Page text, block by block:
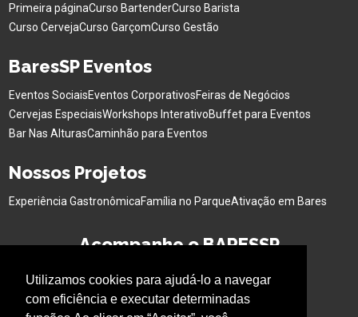
Utilizamos cookies para ajudá-lo a navegar
com eficiência e executar determinadas
Primeira páginaCurso BartenderCurso Barista
Curso CervejaCurso GarçomCurso Gestão
BaresSP Eventos
Eventos SociaisEventos CorporativosFeiras de Negócios
Cervejas EspeciaisWorkshops InterativoBuffet para Eventos
Bar Nas AlturasCaminhão para Eventos
Nossos Projetos
Experiência GastronômicaFamília no ParqueAtivação em Bares
Acompanhe o BARESSP